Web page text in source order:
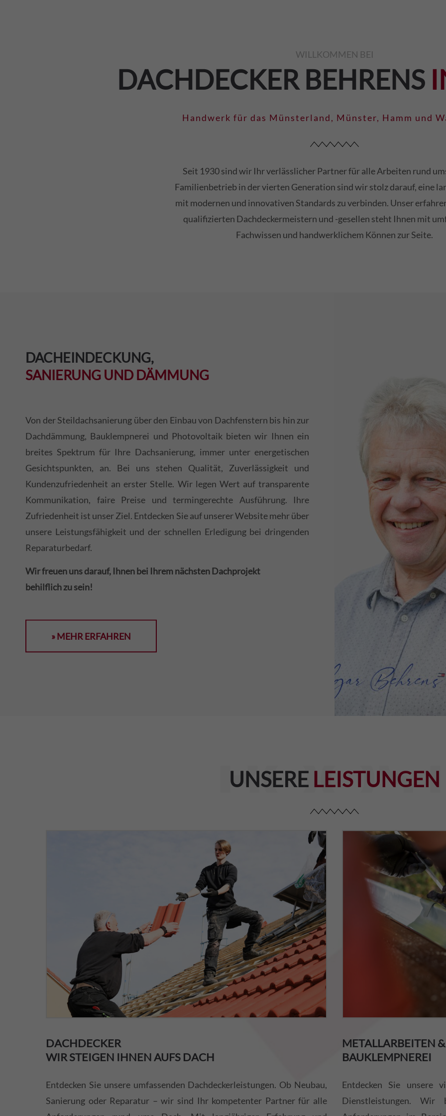
WILLKOMMEN BEI
DACHDECKER BEHRENS
Handwerk für das Münsterland, Münster, Hamm und
Seit 1930 sind wir Ihr verlässlicher Partner für alle Arbeiten rund
Familienbetrieb in der vierten Generation sind wir stolz darauf, eine
mit modernen und innovativen Standards zu verbinden. Unser
qualifizierten Dachdeckermeistern und -gesellen steht Ihnen mit
Fachwissen und handwerklichem Können zur Seite.
DACHEINDECKUNG,
SANIERUNG UND DÄMMUNG
Von der Steildachsanierung über den Einbau von Dachfenstern bis hin zur
Dachdämmung, Bauklempnerei und Photovoltaik bieten wir Ihnen ein
breites Spektrum für Ihre Dachsanierung, immer unter energetischen
Gesichtspunkten, an. Bei uns stehen Qualität, Zuverlässigkeit und
Kundenzufriedenheit an erster Stelle. Wir legen Wert auf transparente
Kommunikation, faire Preise und termingerechte Ausführung. Ihre
Zufriedenheit ist unser Ziel. Entdecken Sie auf unserer Website mehr über
unsere Leistungsfähigkeit und der schnellen Erledigung bei dringenden
Reparaturbedarf.
Wir freuen uns darauf, Ihnen bei Ihrem nächsten Dachprojekt
behilflich zu sein!
» MEHR ERFAHREN
UNSERE LEISTUNGEN
DACHDECKER
WIR STEIGEN IHNEN AUFS DACH
Entdecken Sie unsere umfassenden Dachdeckerleistungen. Ob Neubau,
Sanierung oder Reparatur – wir sind Ihr kompetenter Partner für alle
METALLARBEITEN &
BAUKLEMPNEREI
Entdecken Sie unsere
Dienstleistungen. Wir